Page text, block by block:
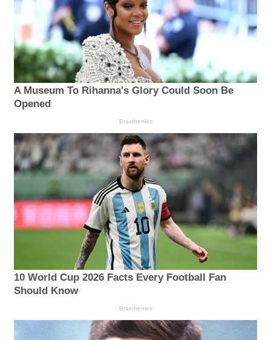
A Museum To Rihanna's Glory Could Soon Be
Opened
Brainberries
10 World Cup 2026 Facts Every Football Fan
Should Know
Brainberries